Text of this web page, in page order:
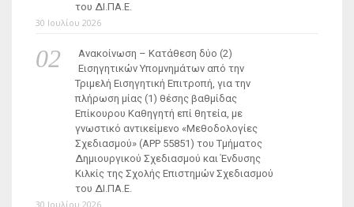
του ΔΙ.ΠΑ.Ε.
30 Ιουλίου 2026
Ανακοίνωση – Κατάθεση δύο (2)
Εισηγητικών Υπομνημάτων από την
Τριμελή Εισηγητική Επιτροπή, για την
πλήρωση μίας (1) θέσης βαθμίδας
Επίκουρου Καθηγητή επί θητεία, με
γνωστικό αντικείμενο «Μεθοδολογίες
Σχεδιασμού» (ΑΡΡ 55851) του Τμήματος
Δημιουργικού Σχεδιασμού και Ένδυσης
Κιλκίς της Σχολής Επιστημών Σχεδιασμού
του ΔΙ.ΠΑ.Ε.
30 Ιουλίου 2026